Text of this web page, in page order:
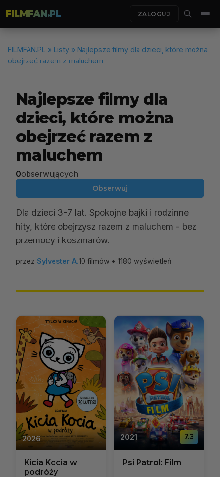
FILMFAN.PL ZALOGUJ
FILMFAN.PL » Listy » Najlepsze filmy dla dzieci, które można
obejrzeć razem z maluchem
Najlepsze filmy dla
dzieci, które można
obejrzeć razem z
maluchem
0obserwujących
Obserwuj
Dla dzieci 3-7 lat. Spokojne bajki i rodzinne
hity, które obejrzysz razem z maluchem - bez
przemocy i koszmarów.
przez Sylvester A.10 filmów • 1180 wyświetleń
2026
Kicia Kocia w
podróży
2021 7.3
Psi Patrol: Film